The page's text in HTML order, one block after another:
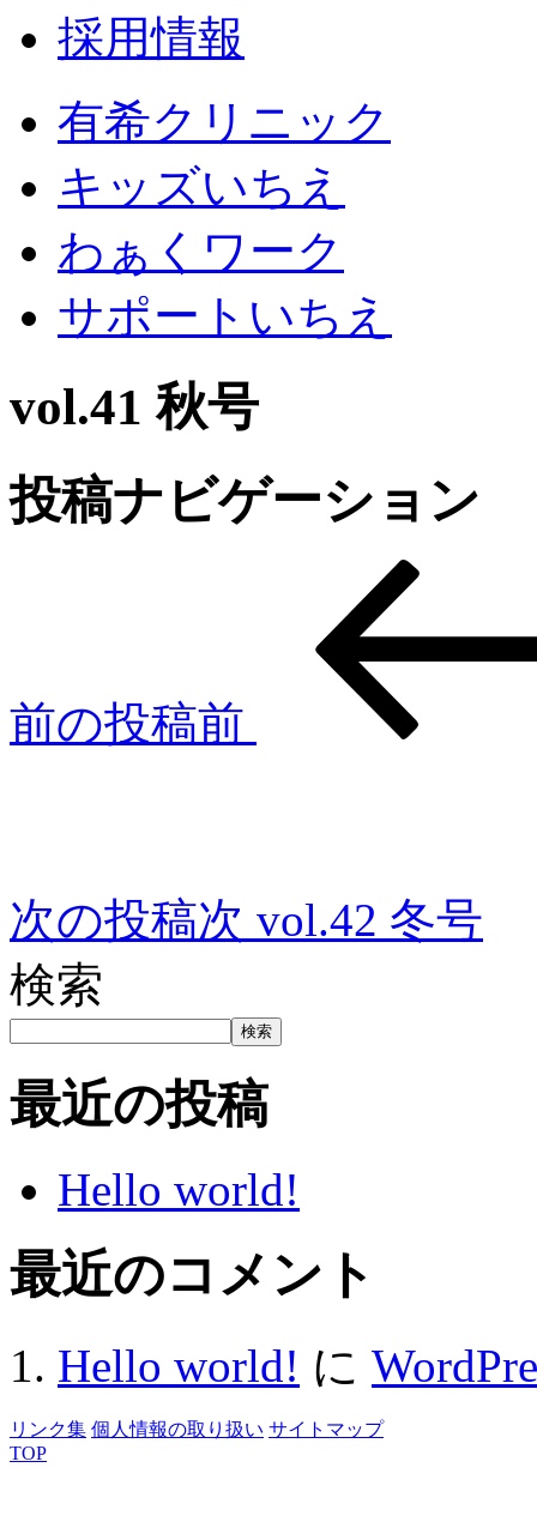
採用情報
有希クリニック
キッズいちえ
わぁくワーク
サポートいちえ
vol.41 秋号
投稿ナビゲーション
前の投稿前
次の投稿次 vol.42 冬号
検索
検索
最近の投稿
Hello world!
最近のコメント
Hello world! に
リンク集 個人情報の取り扱い サイトマップ
TOP